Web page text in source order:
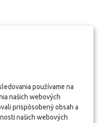
používame na
našich webových
prispôsobený obsah a
našich webových